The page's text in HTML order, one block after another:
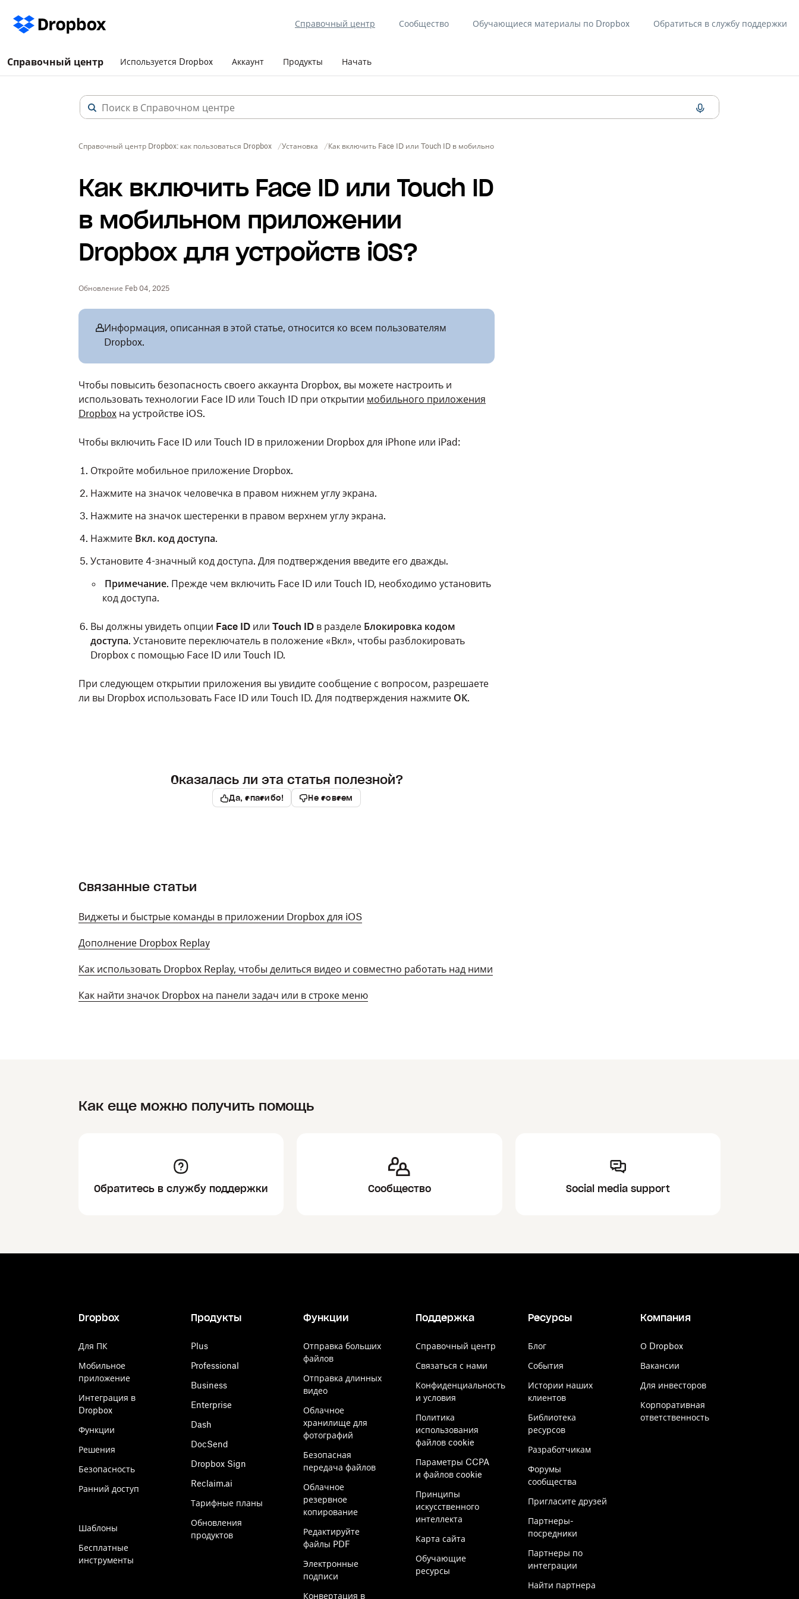
Справочный центр Сообщество Обучающиеся материалы по Dropbox Обратиться в службу поддержки
Справочный центр Используется Dropbox Аккаунт Продукты Начать
Справочный центр Dropbox: как пользоваться Dropbox Установка Как включить Face ID или Touch ID в мобильном приложении Dropbox для устройств iOS?
Как включить Face ID или Touch ID
в мобильном приложении
Dropbox для устройств iOS?
Обновление Feb 04, 2025
Информация, описанная в этой статье, относится ко всем пользователям
Dropbox.
Чтобы повысить безопасность своего аккаунта Dropbox, вы можете настроить и
использовать технологии Face ID или Touch ID при открытии мобильного приложения
Dropbox на устройстве iOS.
Чтобы включить Face ID или Touch ID в приложении Dropbox для iPhone или iPad:
Откройте мобильное приложение Dropbox.
Нажмите на значок человечка в правом нижнем углу экрана.
Нажмите на значок шестеренки в правом верхнем углу экрана.
Нажмите Вкл. код доступа.
Установите 4-значный код доступа. Для подтверждения введите его дважды.
Примечание. Прежде чем включить Face ID или Touch ID, необходимо установить
код доступа.
Вы должны увидеть опции Face ID или Touch ID в разделе Блокировка кодом
доступа. Установите переключатель в положение «Вкл», чтобы разблокировать
Dropbox с помощью Face ID или Touch ID.
При следующем открытии приложения вы увидите сообщение с вопросом, разрешаете
ли вы Dropbox использовать Face ID или Touch ID. Для подтверждения нажмите ОК.
Оказалась ли эта статья полезной?
Да, спасибо! Не совсем
Связанные статьи
Виджеты и быстрые команды в приложении Dropbox для iOS
Дополнение Dropbox Replay
Как использовать Dropbox Replay, чтобы делиться видео и совместно работать над ними
Как найти значок Dropbox на панели задач или в строке меню
Как еще можно получить помощь
Обратитесь в службу поддержки Сообщество Social media support
Dropbox
Для ПК
Мобильное
приложение
Интеграция в
Dropbox
Функции
Решения
Безопасность
Ранний доступ
Шаблоны
Бесплатные
инструменты
Продукты
Plus
Professional
Business
Enterprise
Dash
DocSend
Dropbox Sign
Reclaim.ai
Тарифные планы
Обновления
продуктов
Функции
Отправка больших
файлов
Отправка длинных
видео
Облачное
хранилище для
фотографий
Безопасная
передача файлов
Облачное
резервное
копирование
Редактируйте
файлы PDF
Электронные
подписи
Конвертация в
Поддержка
Справочный центр
Связаться с нами
Конфиденциальность
и условия
Политика
использования
файлов cookie
Параметры CCPA
и файлов cookie
Принципы
искусственного
интеллекта
Карта сайта
Обучающие
ресурсы
Ресурсы
Блог
События
Истории наших
клиентов
Библиотека
ресурсов
Разработчикам
Форумы
сообщества
Пригласите друзей
Партнеры-
посредники
Партнеры по
интеграции
Найти партнера
Компания
О Dropbox
Вакансии
Для инвесторов
Корпоративная
ответственность